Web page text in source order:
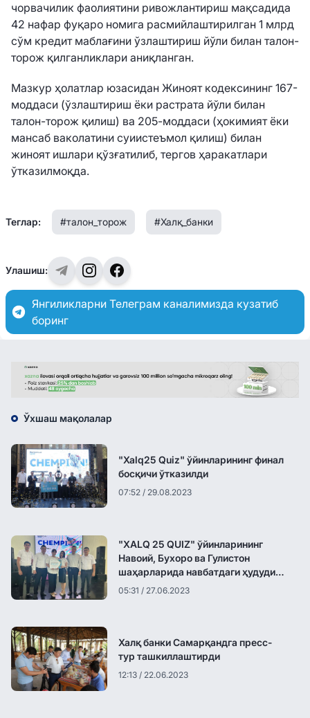
чорвачилик фаолиятини ривожлантириш мақсадида
42 нафар фуқаро номига расмийлаштирилган 1 млрд
сўм кредит маблағини ўзлаштириш йўли билан талон-
торож қилганликлари аниқланган.
Мазкур ҳолатлар юзасидан Жиноят кодексининг 167-
моддаси (ўзлаштириш ёки растрата йўли билан
талон-торож қилиш) ва 205-моддаси (ҳокимият ёки
мансаб ваколатини суиистеъмол қилиш) билан
жиноят ишлари қўзғатилиб, тергов ҳаракатлари
ўтказилмоқда.
Теглар: #талон_торож #Халқ_банки
Улашиш:
Янгиликларни Телеграм каналимизда кузатиб
боринг
Ўхшаш мақолалар
"Xalq25 Quiz" ўйинларининг финал
босқичи ўтказилди
07:52 / 29.08.2023
"XALQ 25 QUIZ" ўйинларининг
Навоий, Бухоро ва Гулистон
шаҳарларида навбатдаги ҳудудий
босқичи бўлиб ўтди
05:31 / 27.06.2023
Халқ банки Самарқандга пресс-
тур ташкиллаштирди
12:13 / 22.06.2023